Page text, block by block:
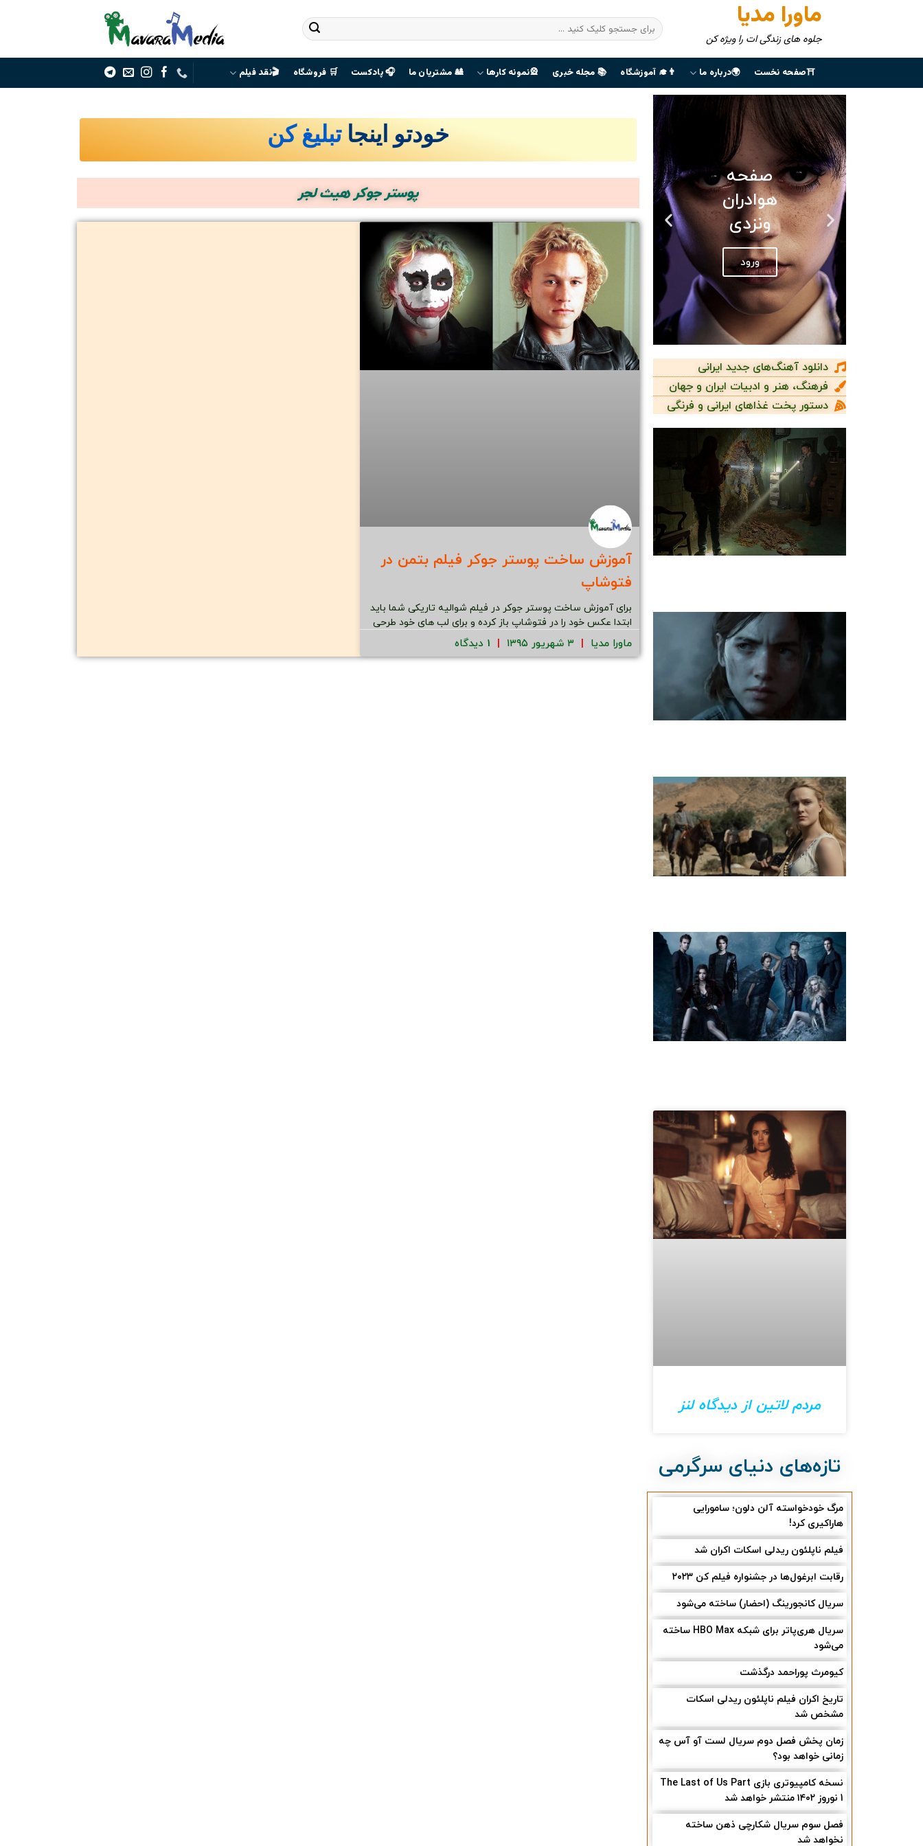
ماورا مدیا
جلوه های زندگی ات را ویژه کن
⛩صفحه نخست 🌍درباره ما 👨‍🎓 آموزشگاه 📚 مجله خبری 🎡نمونه کارها 🎎 مشتریان ما 🎧 پادکست 🛒 فروشگاه 🎬نقد فیلم
صفحه
هوادران
ونزدی
ورود
صفحه
هوادران
The Last
Of Us
ورود
دانلود آهنگ‌های جدید ایرانی
فرهنگ، هنر و ادبیات ایران و جهان
دستور پخت غذاهای ایرانی و فرنگی
مردم لاتین از دیدگاه لنز
تازه‌های دنیای سرگرمی
مرگ خودخواسته آلن دلون؛ سامورایی
هاراکیری کرد!
فیلم ناپلئون ریدلی اسکات اکران شد
رقابت ابرغول‌ها در جشنواره فیلم کن ۲۰۲۳
سریال کانجورینگ (احضار) ساخته می‌شود
سریال هری‌پاتر برای شبکه HBO Max ساخته
می‌شود
کیومرث پوراحمد درگذشت
تاریخ اکران فیلم ناپلئون ریدلی اسکات
مشخص شد
زمان پخش فصل دوم سریال لست آو آس چه
زمانی خواهد بود؟
نسخه کامپیوتری بازی The Last of Us Part
1 نوروز ۱۴۰۲ منتشر خواهد شد
فصل سوم سریال شکارچی ذهن ساخته
نخواهد شد
خودتو اینجا تبلیغ کن
پوستر جوکر هیث لجر
آموزش ساخت پوستر جوکر فیلم بتمن در
فتوشاپ
برای آموزش ساخت پوستر جوکر در فیلم شوالیه تاریکی شما باید
ابتدا عکس خود را در فتوشاپ باز کرده و برای لب های خود طرحی
ماورا مدیا